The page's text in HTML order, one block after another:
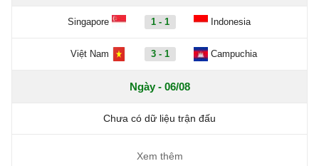
Singapore 1 - 1 Indonesia
Việt Nam 3 - 1 Campuchia
Ngày - 06/08
Chưa có dữ liệu trận đấu
Xem thêm